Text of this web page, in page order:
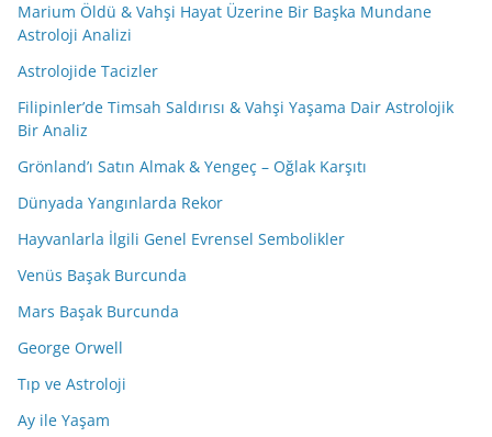
Marium Öldü & Vahşi Hayat Üzerine Bir Başka Mundane
Astroloji Analizi
Astrolojide Tacizler
Filipinler’de Timsah Saldırısı & Vahşi Yaşama Dair Astrolojik
Bir Analiz
Grönland’ı Satın Almak & Yengeç – Oğlak Karşıtı
Dünyada Yangınlarda Rekor
Hayvanlarla İlgili Genel Evrensel Sembolikler
Venüs Başak Burcunda
Mars Başak Burcunda
George Orwell
Tıp ve Astroloji
Ay ile Yaşam